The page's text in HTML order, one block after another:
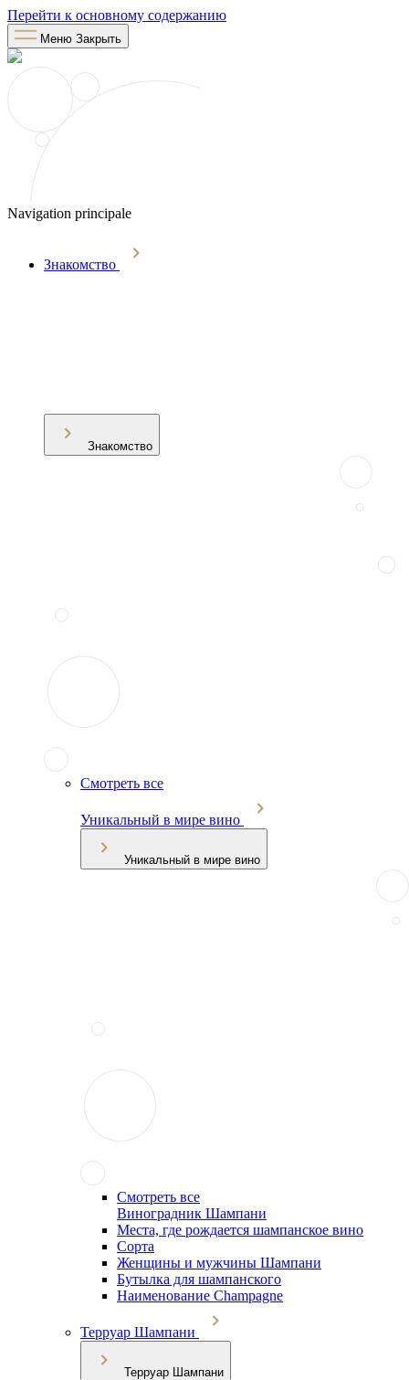
Перейти к основному содержанию
Меню Закрыть
Navigation principale
Знакомство
Знакомство
Смотреть все
Уникальный в мире вино
Уникальный в мире вино
Смотреть все
Виноградник Шампани
Места, где рождается шампанское вино
Сорта
Женщины и мужчины Шампани
Бутылка для шампанского
Наименование Champagne
Терруар Шампани
Терруар Шампани